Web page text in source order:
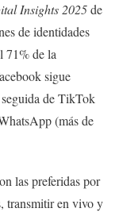
Insights 2025de
de identidades
71% de la
sigue
de TikTok
(más de
las preferidas por
transmitir en vivo y